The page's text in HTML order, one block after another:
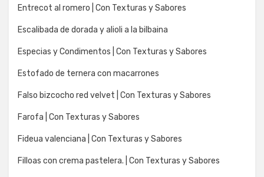
Entrecot al romero | Con Texturas y Sabores
Escalibada de dorada y alioli a la bilbaina
Especias y Condimentos | Con Texturas y Sabores
Estofado de ternera con macarrones
Falso bizcocho red velvet | Con Texturas y Sabores
Farofa | Con Texturas y Sabores
Fideua valenciana | Con Texturas y Sabores
Filloas con crema pastelera. | Con Texturas y Sabores